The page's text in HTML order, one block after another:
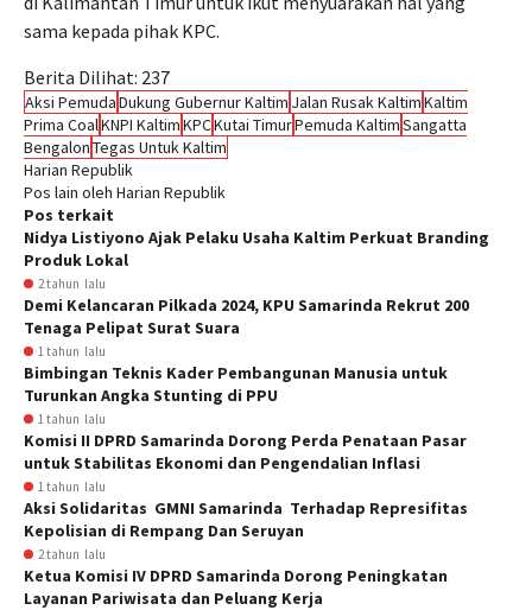
sama kepada pihak KPC.
Berita Dilihat: 237
Aksi PemudaDukung Gubernur Kaltim Jalan Rusak KaltimKaltim
Prima CoalKNPI KaltimKPCKutai TimurPemuda KaltimSangatta
BengalonTegas Untuk Kaltim
Harian Republik
Pos lain oleh Harian Republik
Pos terkait
Nidya Listiyono Ajak Pelaku Usaha Kaltim Perkuat Branding
Produk Lokal
2 tahun lalu
Demi Kelancaran Pilkada 2024, KPU Samarinda Rekrut 200
Tenaga Pelipat Surat Suara
1 tahun lalu
Bimbingan Teknis Kader Pembangunan Manusia untuk
Turunkan Angka Stunting di PPU
1 tahun lalu
Komisi II DPRD Samarinda Dorong Perda Penataan Pasar
untuk Stabilitas Ekonomi dan Pengendalian Inflasi
1 tahun lalu
Aksi Solidaritas GMNI Samarinda Terhadap Represifitas
Kepolisian di Rempang Dan Seruyan
2 tahun lalu
Ketua Komisi IV DPRD Samarinda Dorong Peningkatan
Layanan Pariwisata dan Peluang Kerja